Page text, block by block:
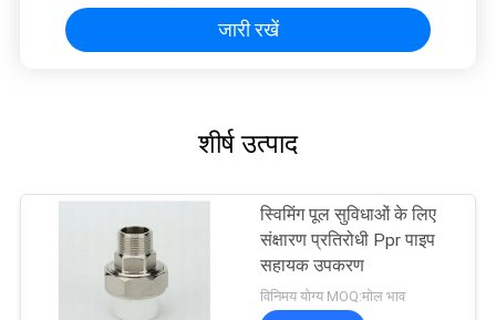
जारी रखें
शीर्ष उत्पाद
स्विमिंग पूल सुविधाओं के लिए
संक्षारण प्रतिरोधी Ppr पाइप
सहायक उपकरण
विनिमय योग्य MOQ:मोल भाव